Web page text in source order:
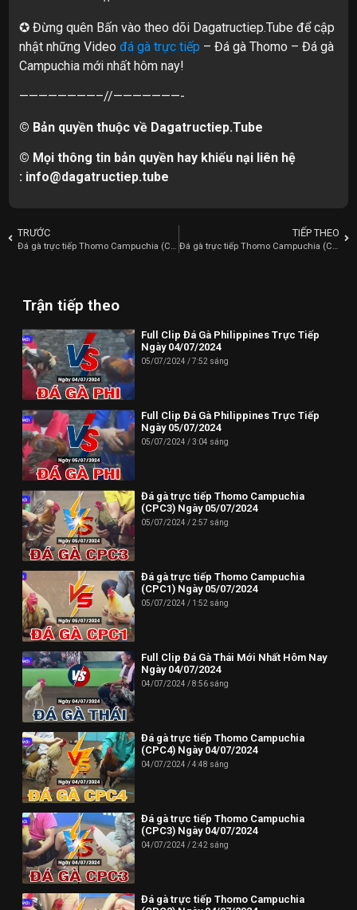
✪ Đừng quên Bấn vào theo dõi Dagatructiep.Tube để cập
nhật những Video đá gà trực tiếp – Đá gà Thomo – Đá gà
Campuchia mới nhất hôm nay!
————————–//———————-
© Bản quyền thuộc về Dagatructiep.Tube
© Mọi thông tin bản quyền hay khiếu nại liên hệ
: info@dagatructiep.tube
TRƯỚC
Đá gà trực tiếp Thomo Campuchia (CPC4) Ngày 01/07/2024
TIẾP THEO
Đá gà trực tiếp Thomo Campuchia (CPC1) Ngày 02/07/2024
Trận tiếp theo
Full Clip Đá Gà Philippines Trực Tiếp
Ngày 04/07/2024
05/07/2024 7:52 sáng
Full Clip Đá Gà Philippines Trực Tiếp
Ngày 05/07/2024
05/07/2024 3:04 sáng
Đá gà trực tiếp Thomo Campuchia
(CPC3) Ngày 05/07/2024
05/07/2024 2:57 sáng
Đá gà trực tiếp Thomo Campuchia
(CPC1) Ngày 05/07/2024
05/07/2024 1:52 sáng
Full Clip Đá Gà Thái Mới Nhất Hôm Nay
Ngày 04/07/2024
04/07/2024 8:56 sáng
Đá gà trực tiếp Thomo Campuchia
(CPC4) Ngày 04/07/2024
04/07/2024 4:48 sáng
Đá gà trực tiếp Thomo Campuchia
(CPC3) Ngày 04/07/2024
04/07/2024 2:42 sáng
Đá gà trực tiếp Thomo Campuchia